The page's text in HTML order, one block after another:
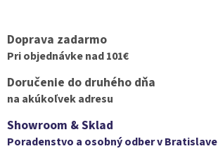
Doprava zadarmo
Pri objednávke nad 101€
Doručenie do druhého dňa
na akúkoľvek adresu
Showroom & Sklad
Poradenstvo a osobný odber v Bratislave